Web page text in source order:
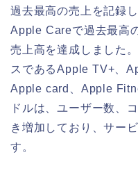
過去最高の売上を記録
Apple Careで過去最高
売上高を達成しました
スであるApple TV+、
Apple card、Apple
ドルは、ユーザー数、
き増加しており、サー
す。